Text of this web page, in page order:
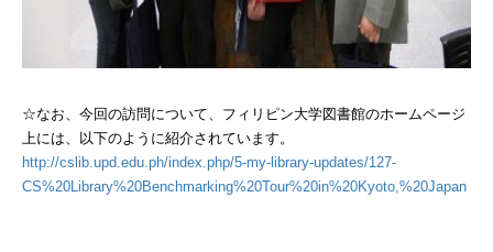
☆なお、今回の訪問について、フィリピン大学図書館のホームページ
上には、以下のように紹介されています。
http://cslib.upd.edu.ph/index.php/5-my-library-updates/127-
CS%20Library%20Benchmarking%20Tour%20in%20Kyoto,%20Japan